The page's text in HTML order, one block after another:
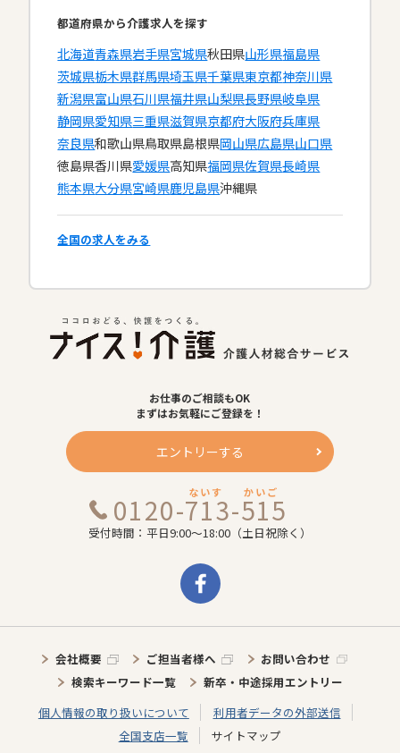
都道府県から介護求人を探す
北海道青森県岩手県宮城県秋田県山形県福島県
茨城県栃木県群馬県埼玉県千葉県東京都神奈川県
新潟県富山県石川県福井県山梨県長野県岐阜県
静岡県愛知県三重県滋賀県京都府大阪府兵庫県
奈良県和歌山県鳥取県島根県岡山県広島県山口県
徳島県香川県愛媛県高知県福岡県佐賀県長崎県
熊本県大分県宮崎県鹿児島県沖縄県
全国の求人をみる
お仕事のご相談もOK
まずはお気軽にご登録を！
エントリーする
0120-713-515
ないす かいご
受付時間：平日9:00～18:00（土日祝除く）
会社概要 ご担当者様へ
お問い合わせ
検索キーワード一覧
新卒・中途採用エントリー
個人情報の取り扱いについて
利用者データの外部送信
全国支店一覧
サイトマップ